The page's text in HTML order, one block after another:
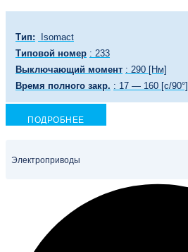
Тип:
Isomact
Типовой номер : 233
Выключающий момент : 290 [Нм]
Время полного закр. : 17 — 160 [с/90°]
ПОДРОБНЕЕ
Электроприводы